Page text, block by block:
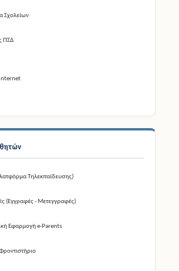
Σχολείων
ΠΣΔ
Τηλεκπαίδευσης)
(Εγγραφές - Μετεγγραφές)
Εφαρμογή e-Parents